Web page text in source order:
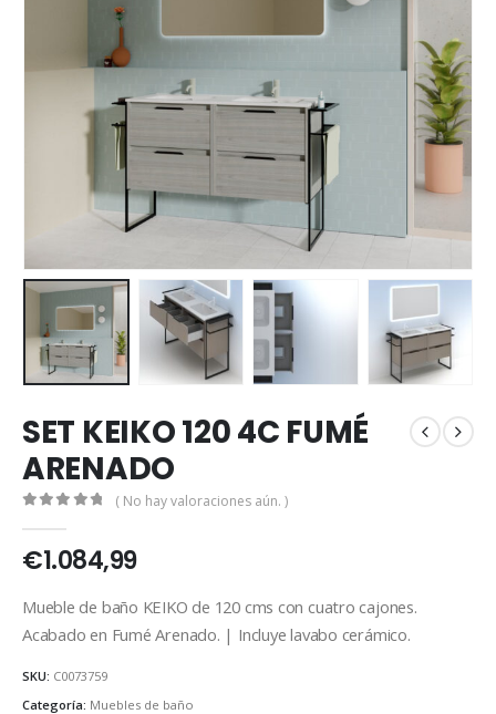
SET KEIKO 120 4C FUMÉ
ARENADO
( No hay valoraciones aún. )
€1.084,99
Mueble de baño KEIKO de 120 cms con cuatro cajones.
Acabado en Fumé Arenado. | Incluye lavabo cerámico.
SKU: C0073759
Categoría: Muebles de baño